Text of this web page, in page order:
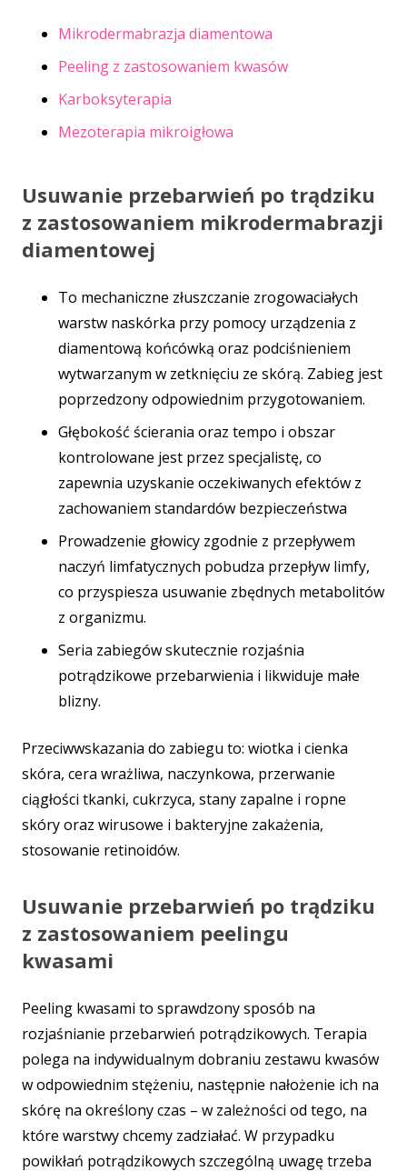
Mikrodermabrazja diamentowa
Peeling z zastosowaniem kwasów
Karboksyterapia
Mezoterapia mikroigłowa
Usuwanie przebarwień po trądziku
z zastosowaniem mikrodermabrazji
diamentowej
To mechaniczne złuszczanie zrogowaciałych
warstw naskórka przy pomocy urządzenia z
diamentową końcówką oraz podciśnieniem
wytwarzanym w zetknięciu ze skórą. Zabieg jest
poprzedzony odpowiednim przygotowaniem.
Głębokość ścierania oraz tempo i obszar
kontrolowane jest przez specjalistę, co
zapewnia uzyskanie oczekiwanych efektów z
zachowaniem standardów bezpieczeństwa
Prowadzenie głowicy zgodnie z przepływem
naczyń limfatycznych pobudza przepływ limfy,
co przyspiesza usuwanie zbędnych metabolitów
z organizmu.
Seria zabiegów skutecznie rozjaśnia
potrądzikowe przebarwienia i likwiduje małe
blizny.
Przeciwwskazania do zabiegu to: wiotka i cienka
skóra, cera wrażliwa, naczynkowa, przerwanie
ciągłości tkanki, cukrzyca, stany zapalne i ropne
skóry oraz wirusowe i bakteryjne zakażenia,
stosowanie retinoidów.
Usuwanie przebarwień po trądziku
z zastosowaniem peelingu
kwasami
Peeling kwasami to sprawdzony sposób na
rozjaśnianie przebarwień potrądzikowych. Terapia
polega na indywidualnym dobraniu zestawu kwasów
w odpowiednim stężeniu, następnie nałożenie ich na
skórę na określony czas – w zależności od tego, na
które warstwy chcemy zadziałać. W przypadku
powikłań potrądzikowych szczególną uwagę trzeba